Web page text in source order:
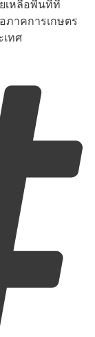
เหลือพื้นที่ที่
าคการเกษตร
ทศ